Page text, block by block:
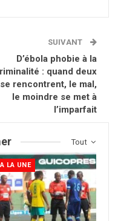
SUIVANT
D’ébola phobie à la
: quand deux
se rencontrent, le mal,
le moindre se met à
l’imparfait
Tout
A LA UNE